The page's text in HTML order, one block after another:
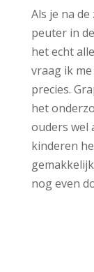
Als je na
peuter in
het echt
vraag ik
precies.
het
ouders wel
kinderen
nog even